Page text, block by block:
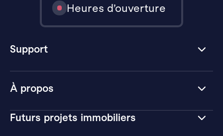
À propos
Futurs projets immobiliers
Heures d’ouverture
Support